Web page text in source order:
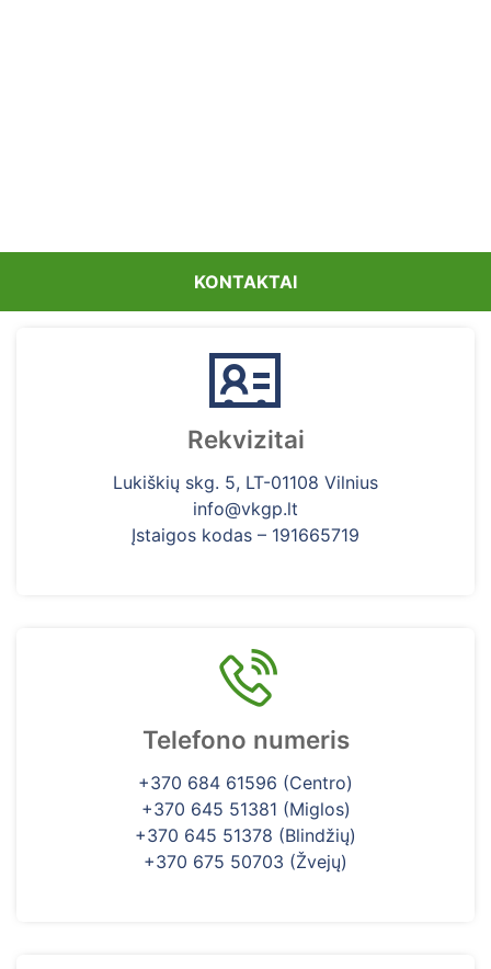
KONTAKTAI
Rekvizitai
Lukiškių skg. 5, LT-01108 Vilnius
info@vkgp.lt
Įstaigos kodas – 191665719
Telefono numeris
+370 684 61596 (Centro)
+370 645 51381 (Miglos)
+370 645 51378 (Blindžių)
+370 675 50703 (Žvejų)